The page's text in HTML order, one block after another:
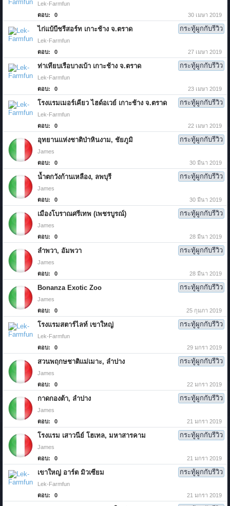
Lek-Farmfun
ตอบ:
0 30 เมษา 2019
กระทู้ผูกกับรีวิว
ไก่แบ้บีชรีสอร์ท เกาะช้าง จ.ตราด
Lek-Farmfun
ตอบ:
0 27 เมษา 2019
กระทู้ผูกกับรีวิว
ท่าเทียบเรือบางเบ้า เกาะช้าง จ.ตราด
Lek-Farmfun
ตอบ:
0 23 เมษา 2019
กระทู้ผูกกับรีวิว
โรงแรมเมอร์เคียว ไฮด์อเวย์ เกาะช้าง จ.ตราด
Lek-Farmfun
ตอบ:
0 22 เมษา 2019
กระทู้ผูกกับรีวิว
อุทยานแห่งชาติป่าหินงาม, ชัยภูมิ
James
ตอบ:
0 30 มีนา 2019
กระทู้ผูกกับรีวิว
น้ำตกวังก้านเหลือง, ลพบุรี
James
ตอบ:
0 30 มีนา 2019
กระทู้ผูกกับรีวิว
เมืองโบราณศรีเทพ (เพชรบูรณ์)
James
ตอบ:
0 28 มีนา 2019
กระทู้ผูกกับรีวิว
ลำพวา, อัมพวา
James
ตอบ:
0 28 มีนา 2019
กระทู้ผูกกับรีวิว
Bonanza Exotic Zoo
James
ตอบ:
0 25 กุมภา 2019
กระทู้ผูกกับรีวิว
โรงแรมสตาร์ไลท์ เขาใหญ่
Lek-Farmfun
ตอบ:
0 29 มกรา 2019
กระทู้ผูกกับรีวิว
สวนพฤกษชาติแม่เมาะ, ลำปาง
James
ตอบ:
0 22 มกรา 2019
กระทู้ผูกกับรีวิว
กาดกองต้า, ลำปาง
James
ตอบ:
0 21 มกรา 2019
กระทู้ผูกกับรีวิว
โรงแรม เสาวนีย์ โฮเทล, มหาสารคาม
James
ตอบ:
0 21 มกรา 2019
กระทู้ผูกกับรีวิว
เขาใหญ่ อาร์ต มิวเซียม
Lek-Farmfun
ตอบ:
0 21 มกรา 2019